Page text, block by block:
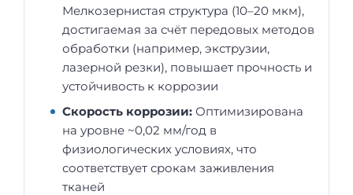
Мелкозернистая структура (10–20 мкм),
достигаемая за счёт передовых методов
обработки (например, экструзии,
лазерной резки), повышает прочность и
устойчивость к коррозии
Скорость коррозии: Оптимизирована
на уровне ~0,02 мм/год в
физиологических условиях, что
соответствует срокам заживления
тканей